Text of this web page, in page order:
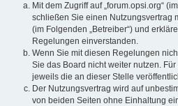
Mit dem Zugriff auf „forum.opsi.org“
schließen Sie einen Nutzungsvertrag
(im Folgenden „Betreiber“) und
Regelungen einverstanden.
Wenn Sie mit diesen Regelungen
Sie das Board nicht weiter nutzen.
jeweils die an dieser Stelle
Der Nutzungsvertrag wird auf
von beiden Seiten ohne Einhaltung